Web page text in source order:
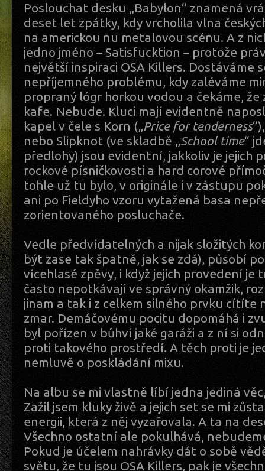
Poslouchat desku „Babylon“ znamená
deset let zpátky, kdy vrcholila vlna
na americkou nu metalovou scénu. A z
jedno jméno – Satisfucktion – protože
největší inspiraci OSA Killers. Dostáváme
nepříjemného problému, kdy zaléváme
propraný lógr horkou vodou a čekáme,
kafe. Nebude. Kluci mají evidentně
kapel v čele s Korn („Price for tenderness
nebo Slipknot (ve skladbě „School time“
předlohy) jsou evidentní, jakkoliv je jejich
rockové písničkovosti a hard corové
tohle už tu bylo, v originále i v zástupu
ani po Fieldyho vzoru vytažená basa
zorientovaného posluchače.
Vedle předvídatelných a nijak složitých
být zase tak špatně, jak se zdá), působí
vícehlasé zpěvy, i když jejich provedení je
často nepotkávají ve správný okamžik,
jinam a tak i z celkem silného prvku cítíte
zmar. Demáčovému pocitu dopomáhá i
byl pořízen v bůhví jaké garáži a z ní si
proti takového prostředí. A těch proti je
nemluvě o poskládání mixu.
Na albu se mi vlastně líbí jedna jediná
Zažil jsem kluky živě a jejich set se mi
energii, která z něj vyzařovala. A ta na
Všechno ostatní ale pokulhává,
Pokud je účelem nahrávky dát o sobě
světu, že tu jsou OSA Killers, pak je